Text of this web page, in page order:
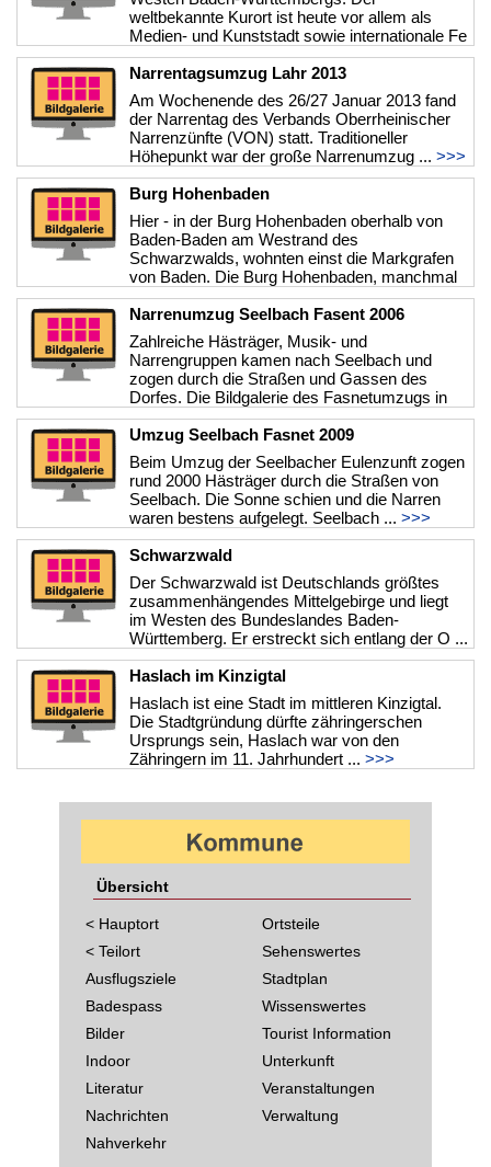
weltbekannte Kurort ist heute vor allem als
Medien- und Kunststadt sowie internationale Fe
...>>>
Narrentagsumzug Lahr 2013
Am Wochenende des 26/27 Januar 2013 fand
der Narrentag des Verbands Oberrheinischer
Narrenzünfte (VON) statt. Traditioneller
Höhepunkt war der große Narrenumzug ... >>>
Burg Hohenbaden
Hier - in der Burg Hohenbaden oberhalb von
Baden-Baden am Westrand des
Schwarzwalds, wohnten einst die Markgrafen
von Baden. Die Burg Hohenbaden, manchmal
auch ...>>>
Narrenumzug Seelbach Fasent 2006
Zahlreiche Hästräger, Musik- und
Narrengruppen kamen nach Seelbach und
zogen durch die Straßen und Gassen des
Dorfes. Die Bildgalerie des Fasnetumzugs in
Seelba ...>>>
Umzug Seelbach Fasnet 2009
Beim Umzug der Seelbacher Eulenzunft zogen
rund 2000 Hästräger durch die Straßen von
Seelbach. Die Sonne schien und die Narren
waren bestens aufgelegt. Seelbach ... >>>
Schwarzwald
Der Schwarzwald ist Deutschlands größtes
zusammenhängendes Mittelgebirge und liegt
im Westen des Bundeslandes Baden-
Württemberg. Er erstreckt sich entlang der O ...
>>>
Haslach im Kinzigtal
Haslach ist eine Stadt im mittleren Kinzigtal.
Die Stadtgründung dürfte zähringerschen
Ursprungs sein, Haslach war von den
Zähringern im 11. Jahrhundert ... >>>
Übersicht
< Hauptort
< Teilort
Ausflugsziele
Badespass
Bilder
Indoor
Literatur
Nachrichten
Nahverkehr
Ortsteile
Sehenswertes
Stadtplan
Wissenswertes
Tourist Information
Unterkunft
Veranstaltungen
Verwaltung